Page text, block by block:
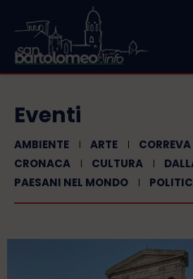
Eventi
AMBIENTE ARTE
CRONACA
CULTURA
PAESANI NEL MONDO